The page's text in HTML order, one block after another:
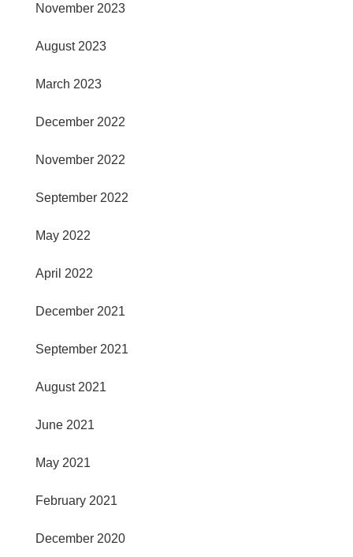
November 2023
August 2023
March 2023
December 2022
November 2022
September 2022
May 2022
April 2022
December 2021
September 2021
August 2021
June 2021
May 2021
February 2021
December 2020